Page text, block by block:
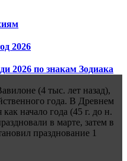
2026
2026 по знакам Зодиака
(4 тыс. лет назад),
года. В Древнем
начало года (45 г. до н.
в марте, затем в
празднование 1